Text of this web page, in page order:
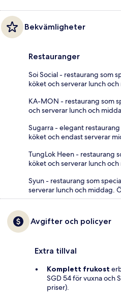
Bekvämligheter
Restauranger
Soi Social - restaurang som
köket och serverar lunch
KA-MON - restaurang som
och serverar lunch och
Sugarra - elegant
köket och endast serverar
TungLok Heen - restaurang
köket och serverar lunch
Syun - restaurang som
serverar lunch och middag.
Avgifter och policyer
Extra tillval
Komplett frukost
SGD 54 för vuxna och
priser).